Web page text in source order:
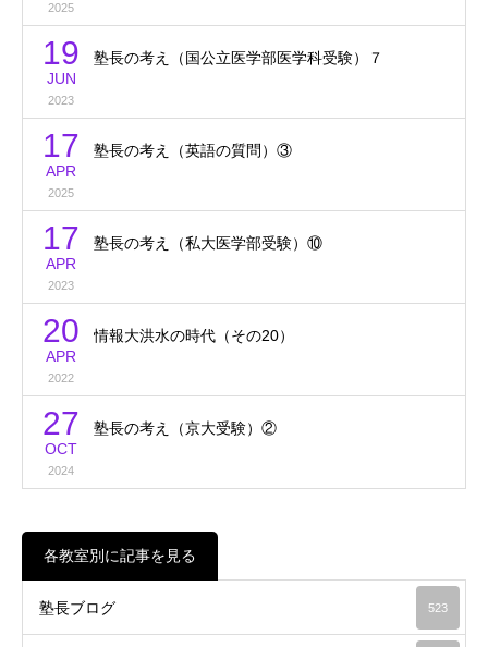
2025
19
JUN
2023
塾長の考え（国公立医学部医学科受験）７
17
APR
2025
塾長の考え（英語の質問）③
17
APR
2023
塾長の考え（私大医学部受験）⑩
20
APR
2022
情報大洪水の時代（その20）
27
OCT
2024
塾長の考え（京大受験）②
各教室別に記事を見る
塾長ブログ 523